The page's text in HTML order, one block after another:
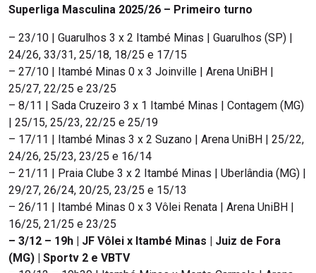
Superliga Masculina 2025/26 – Primeiro turno
– 23/10 | Guarulhos 3 x 2 Itambé Minas | Guarulhos (SP) |
24/26, 33/31, 25/18, 18/25 e 17/15
– 27/10 | Itambé Minas 0 x 3 Joinville | Arena UniBH |
25/27, 22/25 e 23/25
– 8/11 | Sada Cruzeiro 3 x 1 Itambé Minas | Contagem (MG)
| 25/15, 25/23, 22/25 e 25/19
– 17/11 | Itambé Minas 3 x 2 Suzano | Arena UniBH | 25/22,
24/26, 25/23, 23/25 e 16/14
– 21/11 | Praia Clube 3 x 2 Itambé Minas | Uberlândia (MG) |
29/27, 26/24, 20/25, 23/25 e 15/13
– 26/11 | Itambé Minas 0 x 3 Vôlei Renata | Arena UniBH |
16/25, 21/25 e 23/25
– 3/12 – 19h | JF Vôlei x Itambé Minas | Juiz de Fora
(MG) | Sportv 2 e VBTV